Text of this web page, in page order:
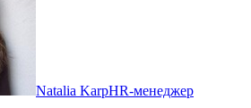
Natalia KarpHR-менеджер